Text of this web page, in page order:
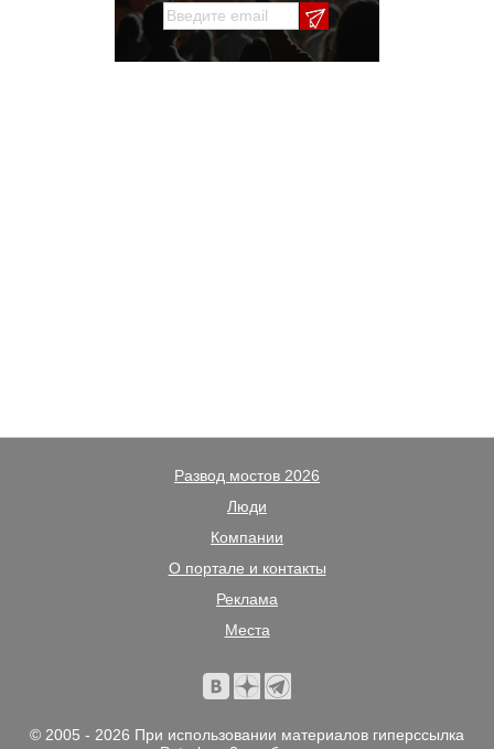
Развод мостов 2026
Люди
Компании
О портале и контакты
Реклама
Места
© 2005 - 2026 При использовании материалов гиперссылка